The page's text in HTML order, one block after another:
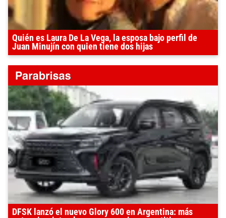
Quién es Laura De La Vega, la esposa bajo perfil de
Juan Minujín con quien tiene dos hijas
DFSK lanzó el nuevo Glory 600 en Argentina: más